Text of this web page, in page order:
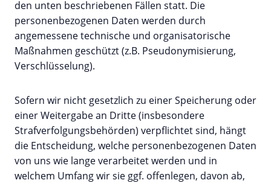
den unten beschriebenen Fällen statt. Die
personenbezogenen Daten werden durch
angemessene technische und organisatorische
Maßnahmen geschützt (z.B. Pseudonymisierung,
Verschlüsselung).
Sofern wir nicht gesetzlich zu einer Speicherung oder
einer Weitergabe an Dritte (insbesondere
Strafverfolgungsbehörden) verpflichtet sind, hängt
die Entscheidung, welche personenbezogenen Daten
von uns wie lange verarbeitet werden und in
welchem Umfang wir sie ggf. offenlegen, davon ab,